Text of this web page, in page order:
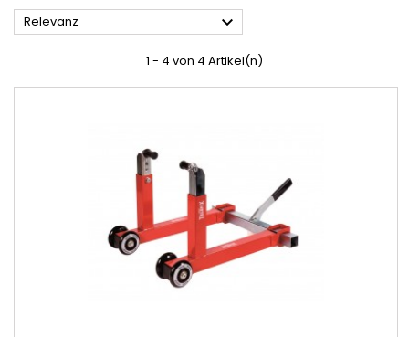
Relevanz 
1 - 4 von 4 Artikel(n)